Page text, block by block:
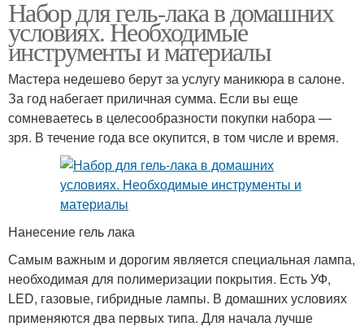
Набор для гель-лака в домашних
условиях. Необходимые
инструменты и материалы
Мастера недешево берут за услугу маникюра в салоне.
За год набегает приличная сумма. Если вы еще
сомневаетесь в целесообразности покупки набора —
зря. В течение года все окупится, в том числе и время.
Нанесение гель лака
Самым важным и дорогим является специальная лампа,
необходимая для полимеризации покрытия. Есть УФ,
LED, газовые, гибридные лампы. В домашних условиях
применяются два первых типа. Для начала лучше